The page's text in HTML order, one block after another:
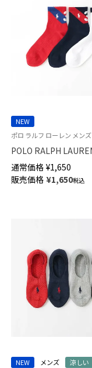
NEW
POLO RALPH
ツ No.3 ショート丈 ソ
02022339
通常価格 ¥1,650
販売価格 ¥1,650税込
NEW メンズ
涼しい